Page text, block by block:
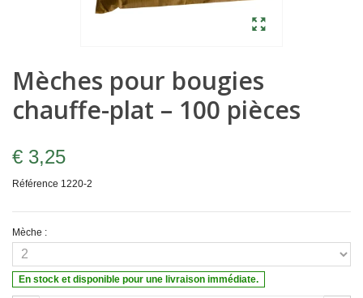
Mèches pour bougies
chauffe-plat – 100 pièces
€ 3,25
Référence 1220-2
Mèche :
En stock et disponible pour une livraison immédiate.